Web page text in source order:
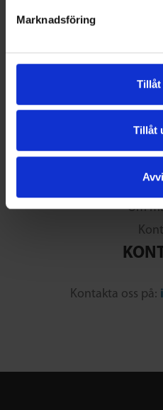
Marknadsföring
Tillåt
Tillåt
Fabrikanterna och
personer som på något sätt
Om
Kontakta oss på: